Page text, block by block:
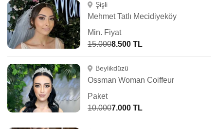
Şişli
Mehmet Tatlı Mecidiyeköy
Min. Fiyat
15.0008.500 TL
Beylikdüzü
Ossman Woman Coiffeur
Paket
10.0007.000 TL